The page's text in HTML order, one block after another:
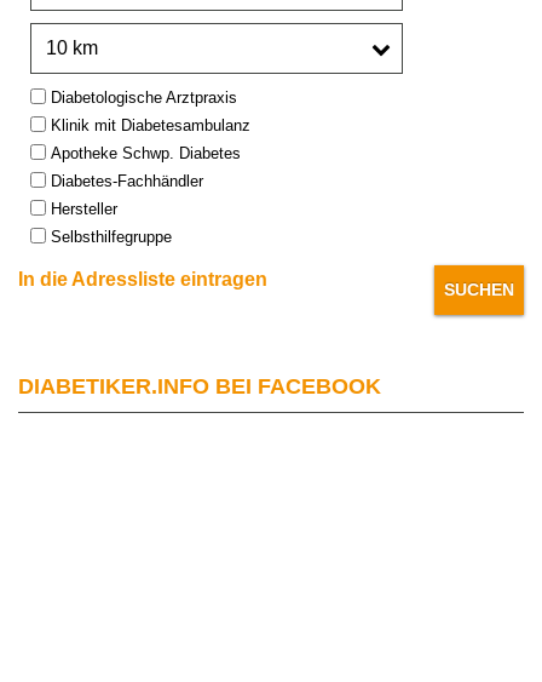
Type:Diabetologische Arztpraxis
Klinik mit Diabetesambulanz
Apotheke Schwp. Diabetes
Diabetes-Fachhändler
Hersteller
Selbsthilfegruppe
In die Adressliste eintragen
DIABETIKER.INFO BEI FACEBOOK